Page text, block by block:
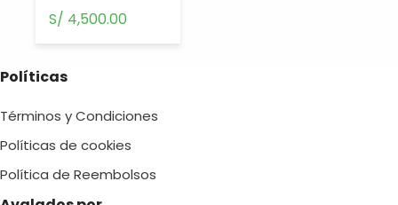
S/ 4,500.00
Políticas
Términos y Condiciones
Políticas de cookies
Política de Reembolsos